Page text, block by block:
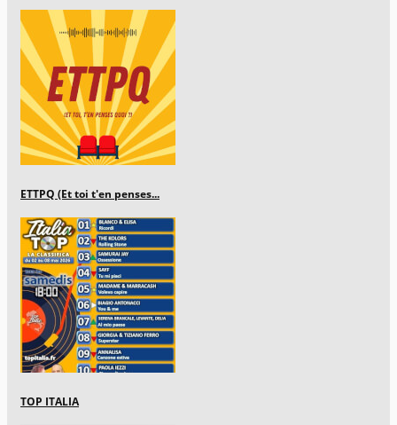
ETTPQ (Et toi t'en penses...
TOP ITALIA